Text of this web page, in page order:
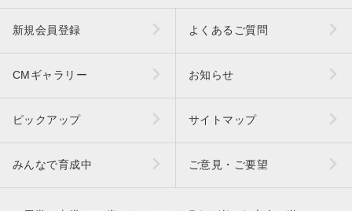
新規会員登録 よくあるご質問
CMギャラリー お知らせ
ピックアップ サイトマップ
みんなで育成中 ご意見・ご要望